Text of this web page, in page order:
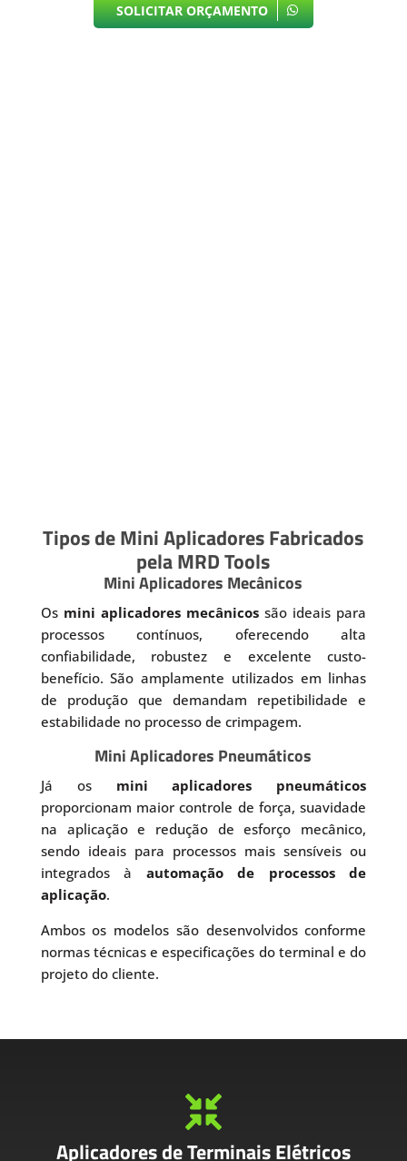
SOLICITAR ORÇAMENTO
Tipos de Mini Aplicadores Fabricados
pela MRD Tools
Mini Aplicadores Mecânicos
Os mini aplicadores mecânicos são ideais para
processos contínuos, oferecendo alta
confiabilidade, robustez e excelente custo-
benefício. São amplamente utilizados em linhas
de produção que demandam repetibilidade e
estabilidade no processo de crimpagem.
Mini Aplicadores Pneumáticos
Já os mini aplicadores pneumáticos
proporcionam maior controle de força, suavidade
na aplicação e redução de esforço mecânico,
sendo ideais para processos mais sensíveis ou
integrados à automação de processos de
aplicação.
Ambos os modelos são desenvolvidos conforme
normas técnicas e especificações do terminal e do
projeto do cliente.

Aplicadores de Terminais Elétricos